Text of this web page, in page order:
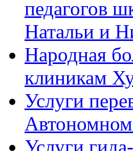
педагогов
Натальи и
Народная
клиникам
Услуги
Услуги